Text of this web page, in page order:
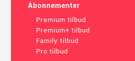
Abonnementer
Premium tilbud
Premium+ tilbud
Family tilbud
Pro tilbud